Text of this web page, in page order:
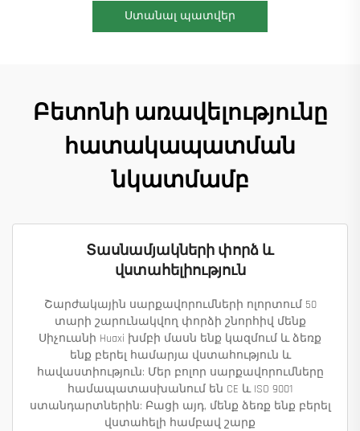
Ստանալ պատվեր
Բետոնի առավելությունը
հատակապատման
նկատմամբ
Տասնամյակների փորձ և
վստահելիություն
Շարժակային սարքավորումների ոլորտում 50
տարի շարունակվող փորձի շնորհիվ մենք
Սիչուանի Huaxi խմբի մասն ենք կազմում և ձեռք
ենք բերել համարյա վստահություն և
հավաստիություն: Մեր բոլոր սարքավորումները
համապատասխանում են CE և ISO 9001
ստանդարտներին: Բացի այդ, մենք ձեռք ենք բերել
վստահելի համբավ շարք